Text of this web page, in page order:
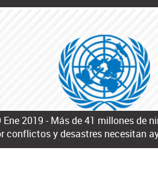
Ene 2019 - Más de 41 millones de
conflictos y desastres necesitan